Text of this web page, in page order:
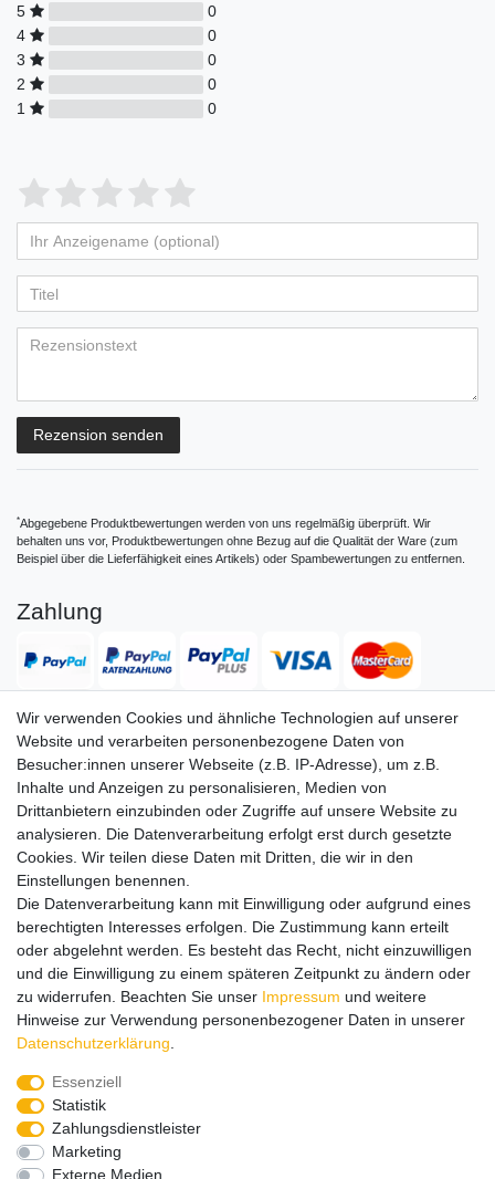
5
0
4
0
3
0
2
0
1
0
Bewertungssterne
von
5
Bewertungssternen
4
von
5
Bewertungssternen
3
von
5
Bewertungssternen
2
von
5
Bewertungssternen
1
von
5
Bewertungssternen
Anzeigename
(optional)
Rezension senden
*Abgegebene Produktbewertungen werden von uns regelmäßig überprüft. Wir
behalten uns vor, Produktbewertungen ohne Bezug auf die Qualität der Ware (zum
Beispiel über die Lieferfähigkeit eines Artikels) oder Spambewertungen zu entfernen.
Zahlung
Versand
Service Service
Info Info
Kontakt Kontakt
ImpressumAGB DatenschutzWiderruf Vertrag widerrufen
Alle Preise in Euro inkl. gesetzl. MwSt. zzgl. Versandkosten
nicht anders beschrieben. Änderungen und Irrtümer vorbehalten.
Abbildungen ähnlich.
Wir versenden in die folgenden Länder
Wir verwenden Cookies und ähnliche Technologien auf unserer
Website und verarbeiten personenbezogene Daten von
Besucher:innen unserer Webseite (z.B. IP-Adresse), um z.B.
Inhalte und Anzeigen zu personalisieren, Medien von
Drittanbietern einzubinden oder Zugriffe auf unsere Website zu
analysieren. Die Datenverarbeitung erfolgt erst durch gesetzte
Cookies. Wir teilen diese Daten mit Dritten, die wir in den
Einstellungen benennen.
Die Datenverarbeitung kann mit Einwilligung oder aufgrund eines
berechtigten Interesses erfolgen. Die Zustimmung kann erteilt
oder abgelehnt werden. Es besteht das Recht, nicht einzuwilligen
und die Einwilligung zu einem späteren Zeitpunkt zu ändern oder
zu widerrufen. Beachten Sie unser Impressum und weitere
Hinweise zur Verwendung personenbezogener Daten in unserer
Daten­schutz­erklärung
Essenziell
Statistik
Zahlungsdienstleister
Marketing
Externe Medien